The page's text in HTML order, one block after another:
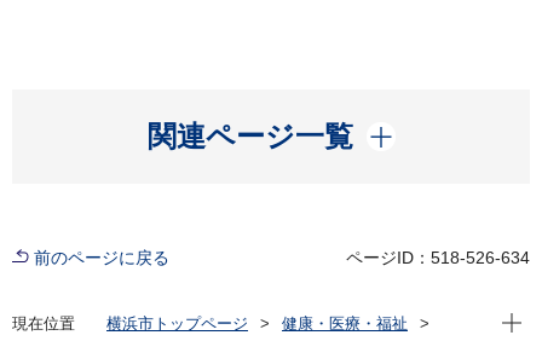
関連ページ一覧
開く
前のページに戻る ページID：518-526-634
現在位置 横浜市トップページ
健康・医療・福祉
現在